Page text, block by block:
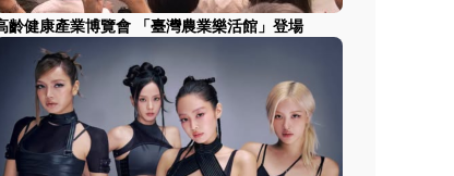
齡健康產業博覽會 「臺灣農業樂活館」登場